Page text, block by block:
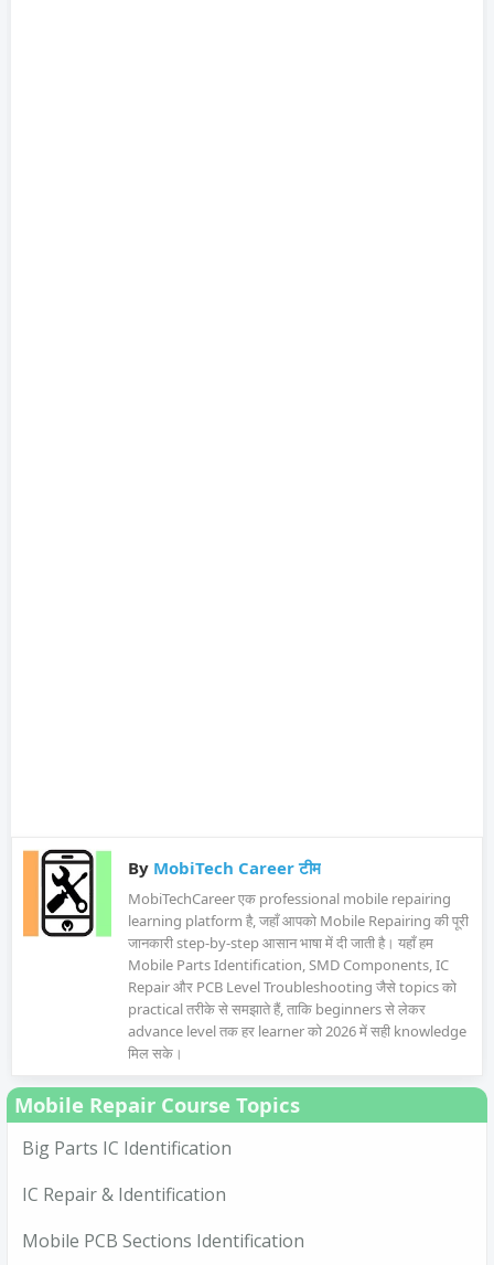
By MobiTech Career टीम
MobiTechCareer एक professional mobile repairing
learning platform है, जहाँ आपको Mobile Repairing की पूरी
जानकारी step-by-step आसान भाषा में दी जाती है। यहाँ हम
Mobile Parts Identification, SMD Components, IC
Repair और PCB Level Troubleshooting जैसे topics को
practical तरीके से समझाते हैं, ताकि beginners से लेकर
advance level तक हर learner को 2026 में सही knowledge
मिल सके।
Mobile Repair Course Topics
Big Parts IC Identification
IC Repair & Identification
Mobile PCB Sections Identification